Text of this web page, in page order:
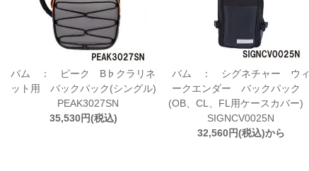
バム ： ピーク B♭クラリネ
ット用 バックパック(シングル)
PEAK3027SN
35,530円(税込)
バム ： シグネチャー ウィ
ークエンダー バックパック
(OB、CL、FL用ケースカバー)
SIGNCV0025N
32,560円(税込)から